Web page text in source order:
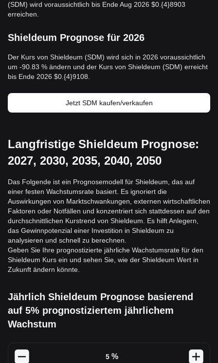
(SDM) wird voraussichtlich bis Ende Aug 2026 $0.{4}8903
erreichen.
Shieldeum Prognose für 2026
Der Kurs von Shieldeum (SDM) wird sich in 2026 voraussichtlich
um -90.83 % ändern und der Kurs von Shieldeum (SDM) erreicht
bis Ende 2026 $0.{4}9108.
Jetzt SDM kaufen/verkaufen
Langfristige Shieldeum Prognose:
2027, 2030, 2035, 2040, 2050
Das Folgende ist ein Prognosemodell für Shieldeum, das auf
einer festen Wachstumsrate basiert. Es ignoriert die
Auswirkungen von Marktschwankungen, externen wirtschaftlichen
Faktoren oder Notfällen und konzentriert sich stattdessen auf den
durchschnittlichen Kurstrend von Shieldeum. Es hilft Anlegern,
das Gewinnpotenzial einer Investition in Shieldeum zu
analysieren und schnell zu berechnen.
Geben Sie Ihre prognostizierte jährliche Wachstumsrate für den
Shieldeum Kurs ein und sehen Sie, wie der Shieldeum Wert in
Zukunft ändern könnte.
Jährlich Shieldeum Prognose basierend
auf 5% prognostiziertem jährlichem
Wachstum
%